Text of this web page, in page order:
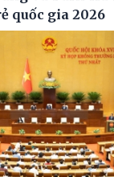
quốc gia 2026